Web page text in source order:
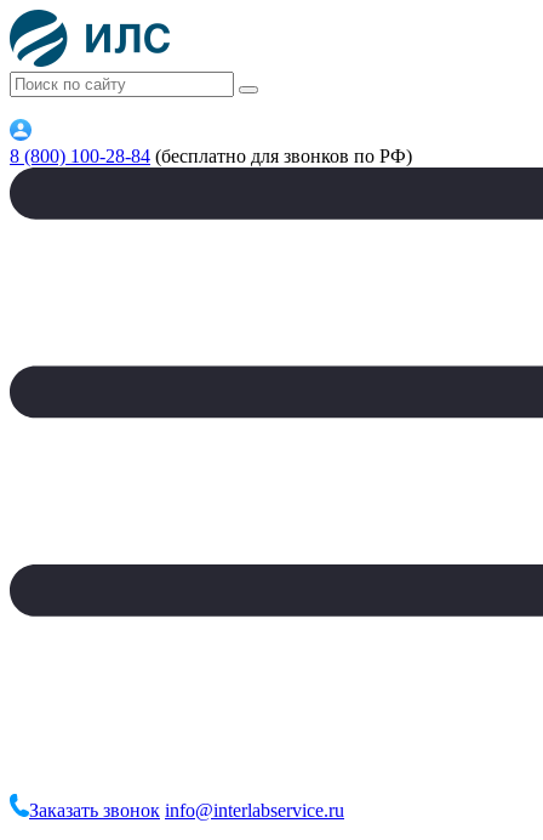
8 (800) 100-28-84 (бесплатно для звонков по РФ)
Заказать звонок info@interlabservice.ru